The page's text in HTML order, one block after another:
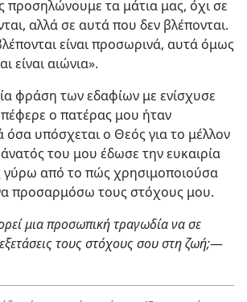
προσηλώνουμε τα μάτια μας, όχι σε
αλλά σε αυτά που δεν βλέπονται.
είναι προσωρινά, αυτά όμως
είναι αιώνια».
φράση των εδαφίων με ενίσχυσε
ο πατέρας μου ήταν
υπόσχεται ο Θεός για το μέλλον
του μου έδωσε την ευκαιρία
γύρω από το πώς χρησιμοποιούσα
προσαρμόσω τους στόχους μου.
μια προσωπική τραγωδία να σε
τους στόχους σου στη ζωή;​—